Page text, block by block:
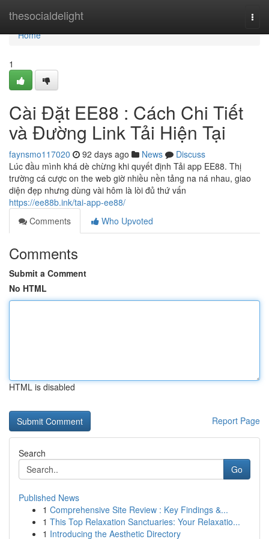
thesocialdelight
Home
Home
1
Cài Đặt EE88 : Cách Chi Tiết
và Đường Link Tải Hiện Tại
faynsmo117020 92 days ago News
Discuss
Lúc đầu mình khá dè chừng khi quyết định Tải app EE88. Thị
trường cá cược on the web giờ nhiều nền tảng na ná nhau, giao
diện đẹp nhưng dùng vài hôm là lòi đủ thứ vấn
https://ee88b.ink/tai-app-ee88/
Comments
Who Upvoted
Comments
Submit a Comment
No HTML
HTML is disabled
Report Page
Search
Go
Published News
1 Comprehensive Site Review : Key Findings &...
1 This Top Relaxation Sanctuaries: Your Relaxatio...
1 Introducing the Aesthetic Directory